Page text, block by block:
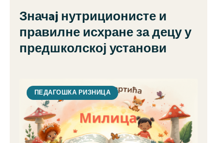
Значaj нутриционисте и
правилне исхране за децу у
предшколској установи
ПЕДАГОШКА РИЗНИЦА